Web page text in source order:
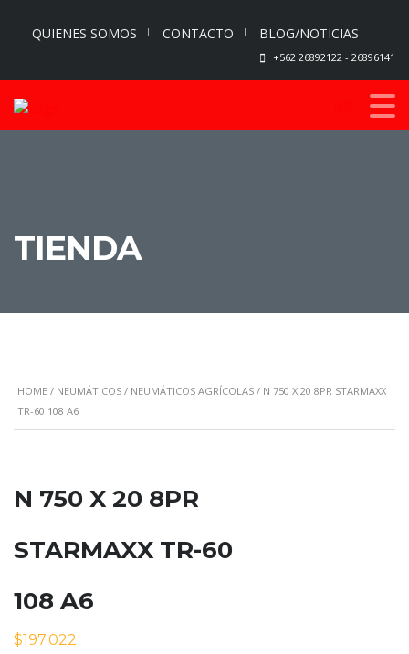
QUIENES SOMOS CONTACTO BLOG/NOTICIAS
+562 26892122 - 26896141
TIENDA
HOME / NEUMÁTICOS / NEUMÁTICOS AGRÍCOLAS / N 750 X 20 8PR STARMAXX
TR-60 108 A6
N 750 X 20 8PR
STARMAXX TR-60
108 A6
$197.022